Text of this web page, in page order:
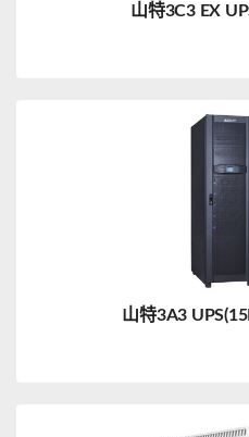
山特3C3 EX
山特3A3